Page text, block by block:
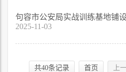
句容市公安局实战训练基地铺
2025-11-03
共40条记录 首页 上